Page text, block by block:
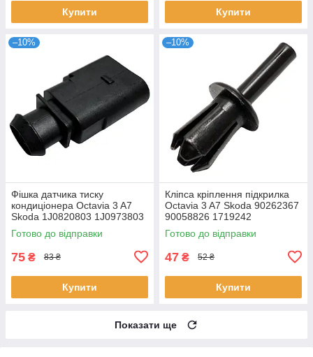
Купити Купити
–10%
Фішка датчика тиску
кондиціонера Octavia 3 A7
Skoda 1J0820803 1J0973803
1813271-1
Готово до відправки
75 ₴ 83 ₴
Купити
–10%
Кліпса кріплення підкрилка
Octavia 3 A7 Skoda 90262367
90058826 1719242
Готово до відправки
47 ₴ 52 ₴
Купити
Показати ще